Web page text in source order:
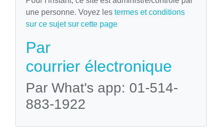
une personne. Voyez les termes et conditions
sur ce sujet sur cette page
Par
courrier électronique
Par What's app: 01-514-
883-1922